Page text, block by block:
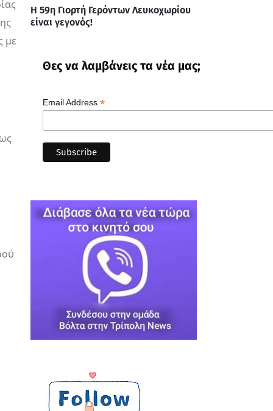
με
Η 59η Γιορτή Γερόντων Λευκοχωρίου
είναι γεγονός!
Θες να λαμβάνεις τα νέα μας;
Email Address *